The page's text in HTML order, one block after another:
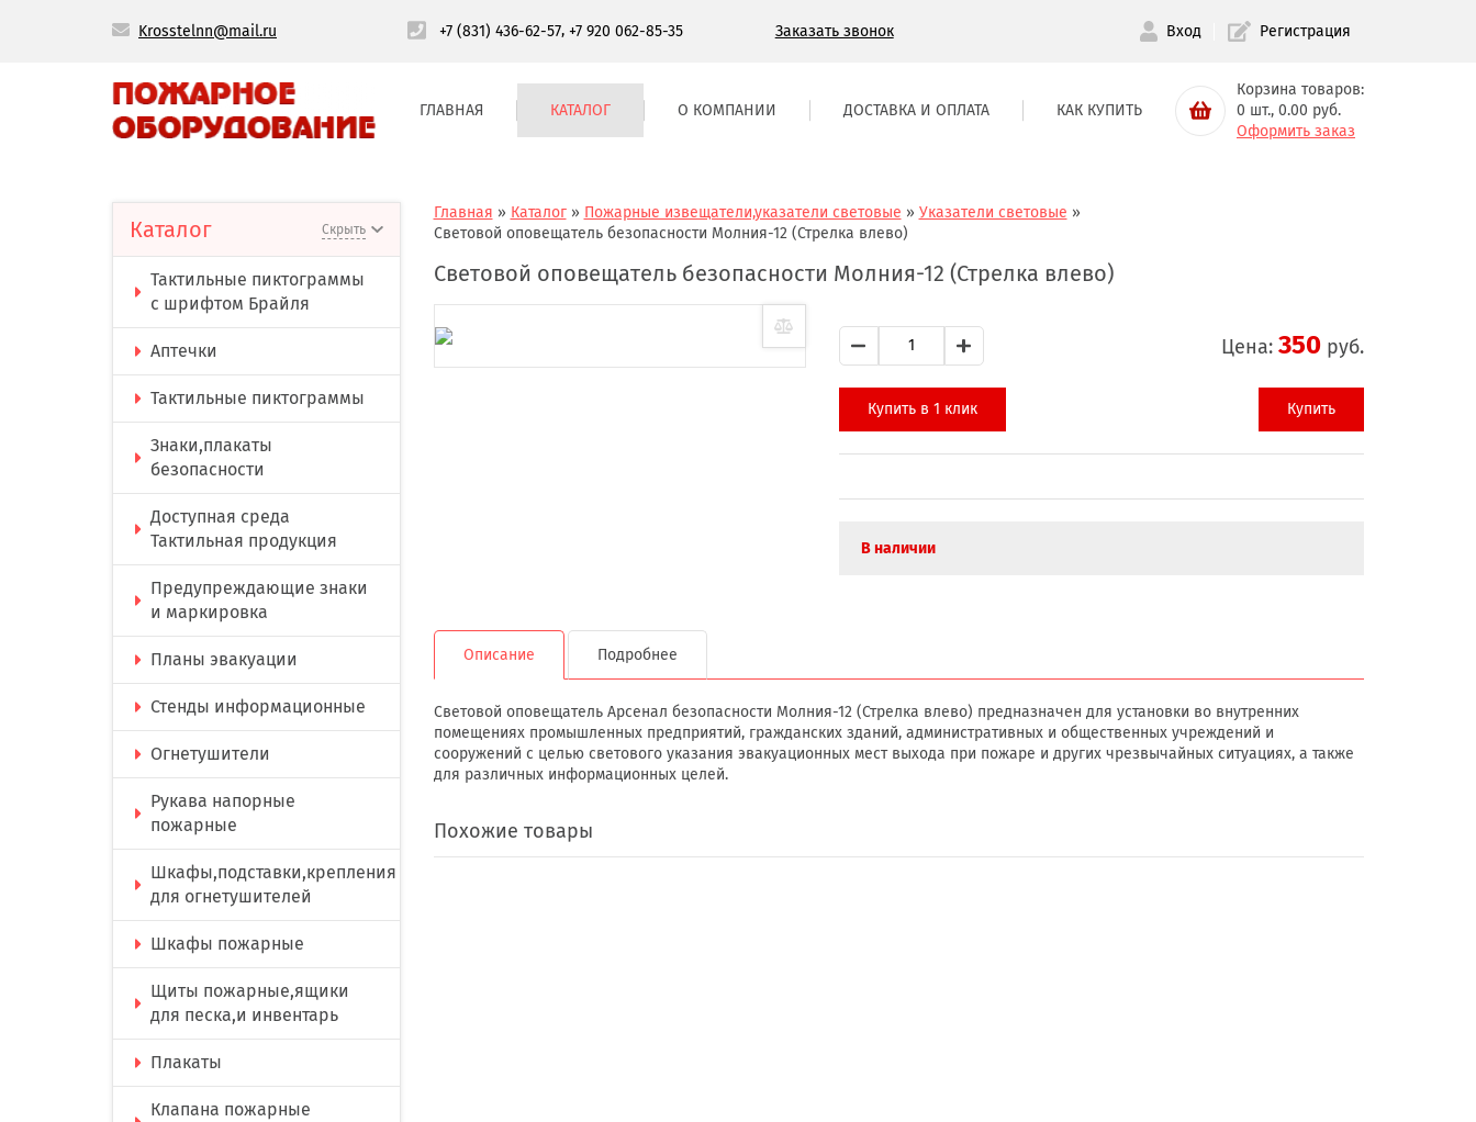
Krosstelnn@mail.ru +7 (831) 436-62-57, +7 920 062-85-35 Заказать звонок Вход Регистрация
ГЛАВНАЯ КАТАЛОГ О КОМПАНИИ ДОСТАВКА И ОПЛАТА КАК КУПИТЬ
Корзина товаров:
0 шт., 0.00 руб.
Оформить заказ
Каталог Скрыть
Тактильные пиктограммы
с шрифтом Брайля
Аптечки
Тактильные пиктограммы
Знаки,плакаты
безопасности
Доступная среда
Тактильная продукция
Предупреждающие знаки
и маркировка
Планы эвакуации
Стенды информационные
Огнетушители
Рукава напорные
пожарные
Шкафы,подставки,крепления
для огнетушителей
Шкафы пожарные
Щиты пожарные,ящики
для песка,и инвентарь
Плакаты
Клапана пожарные
Главная » Каталог» Пожарные извещатели,указатели световые » Указатели световые »
Световой оповещатель безопасности Молния-12 (Стрелка влево)
Световой оповещатель безопасности Молния-12 (Стрелка влево)
Цена: 350 руб.
Купить в 1 клик Купить
В наличии
Описание Подробнее
Световой оповещатель Арсенал безопасности Молния-12 (Стрелка влево) предназначен для установки во внутренних
помещениях промышленных предприятий, гражданских зданий, административных и общественных учреждений и
сооружений с целью светового указания эвакуационных мест выхода при пожаре и других чрезвычайных ситуациях, а также
для различных информационных целей.
Похожие товары